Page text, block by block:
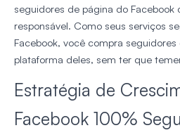
seguidores de página do Facebook
responsável. Como seus serviços
Facebook, você compra
plataforma deles, sem ter que
Estratégia de
Facebook 100%